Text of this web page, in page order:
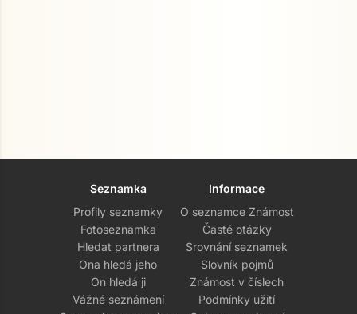
Seznamka
Profily seznamky
Fotoseznamka
Hledat partnera
Ona hledá jeho
On hledá ji
Vážné seznámení
Informace
O seznamce Známost
Časté otázky
Srovnání seznamek
Slovník pojmů
Známost v číslech
Podmínky užití